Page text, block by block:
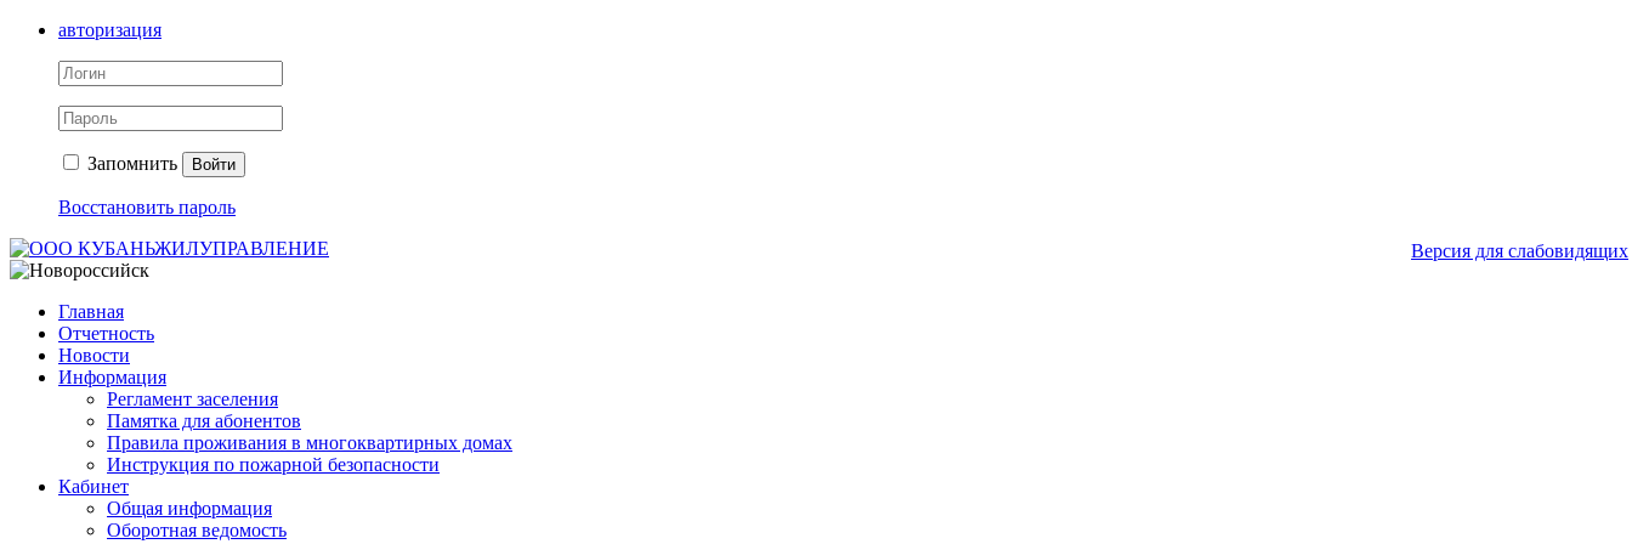
авторизация
Запомнить Войти
Восстановить пароль
Версия для слабовидящих
Главная
Отчетность
Новости
Информация
Регламент заселения
Памятка для абонентов
Правила проживания в многоквартирных домах
Инструкция по пожарной безопасности
Кабинет
Общая информация
Оборотная ведомость